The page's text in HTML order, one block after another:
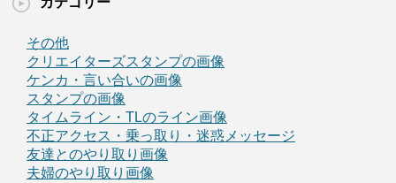
その他
クリエイターズスタンプの画像
ケンカ・言い合いの画像
スタンプの画像
タイムライン・TLのライン画像
不正アクセス・乗っ取り・迷惑メッセージ
友達とのやり取り画像
夫婦のやり取り画像